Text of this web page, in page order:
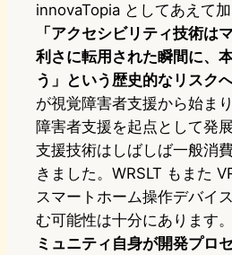
innovaTopia としてあえて加
「アクセシビリティ技術は
利さに転用された瞬間に、
う」という歴史的なリスク
が視覚障害者支援から始ま
障害者支援を起点として発
支援技術はしばしば一般消
きました。WRSLT もまた
スマートホーム操作デバイ
む可能性は十分にあります。
ミュニティ自身が開発プロ